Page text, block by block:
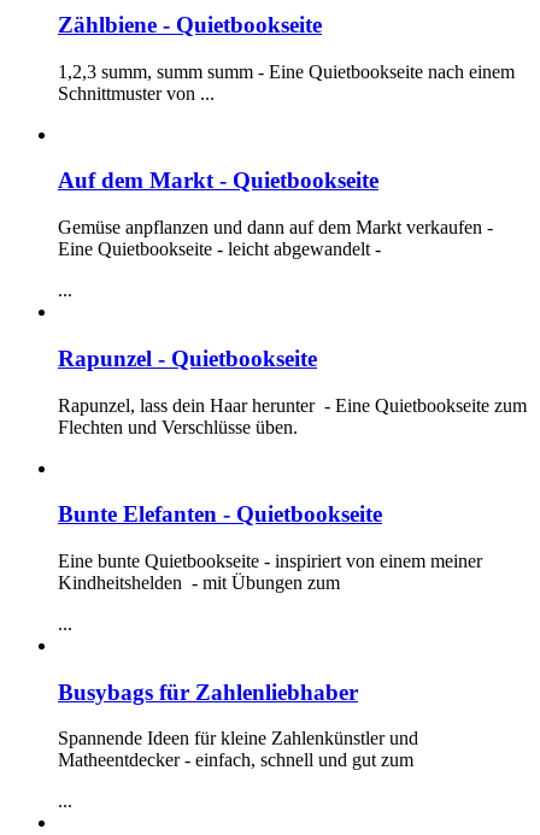
Zählbiene - Quietbookseite
1,2,3 summ, summ summ - Eine Quietbookseite nach einem
Schnittmuster von ...
Auf dem Markt - Quietbookseite
Gemüse anpflanzen und dann auf dem Markt verkaufen -
Eine Quietbookseite - leicht abgewandelt -
...
Rapunzel - Quietbookseite
Rapunzel, lass dein Haar herunter - Eine Quietbookseite zum
Flechten und Verschlüsse üben.
Bunte Elefanten - Quietbookseite
Eine bunte Quietbookseite - inspiriert von einem meiner
Kindheitshelden - mit Übungen zum
...
Busybags für Zahlenliebhaber
Spannende Ideen für kleine Zahlenkünstler und
Matheentdecker - einfach, schnell und gut zum
...